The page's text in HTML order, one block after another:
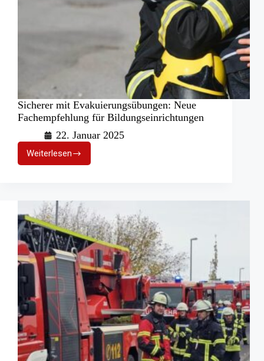
Sicherer mit Evakuierungsübungen: Neue
Fachempfehlung für Bildungseinrichtungen
22. Januar 2025
Weiterlesen
Sicherer
mit
Fachempfehlung
für
Bildungseinrichtungen